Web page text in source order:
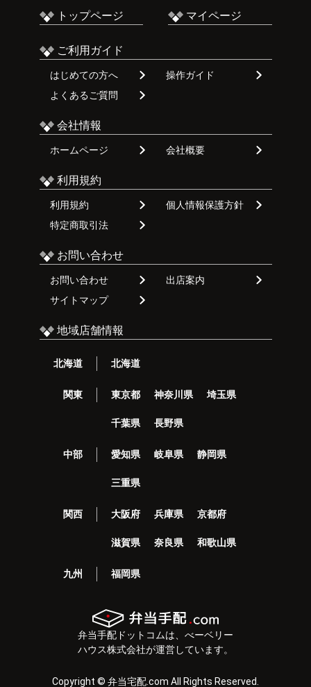
トップページ マイページ
ご利用ガイド
はじめての方へ
操作ガイド
よくあるご質問
会社情報
ホームページ 会社概要
利用規約
利用規約
個人情報保護方針
特定商取引法
お問い合わせ
お問い合わせ
出店案内
サイトマップ
地域店舗情報
北海道 北海道
関東 東京都 神奈川県 埼玉県
千葉県 長野県
中部 愛知県 岐阜県 静岡県
三重県
関西 大阪府 兵庫県 京都府
滋賀県 奈良県 和歌山県
九州 福岡県
弁当手配ドットコムは、べーベリー
ハウス株式会社が運営しています。
Copyright © 弁当宅配.com All Rights Reserved.